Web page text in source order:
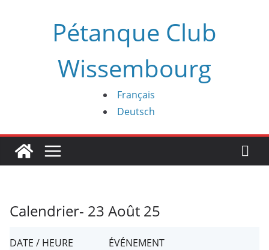
Pétanque Club
Wissembourg
Français
Deutsch
Calendrier- 23 Août 25
DATE / HEURE ÉVÉNEMENT